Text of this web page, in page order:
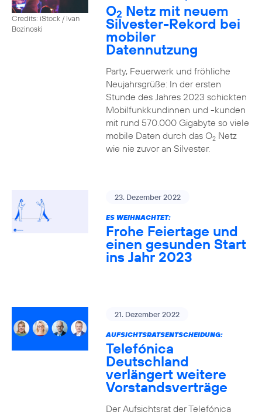
Credits: iStock / Ivan
Bozinoski
O2 Netz mit neuem
Silvester-Rekord bei
mobiler
Datennutzung
Party, Feuerwerk und fröhliche
Neujahrsgrüße: In der ersten
Stunde des Jahres 2023 schickten
Mobilfunkkundinnen und -kunden
mit rund 570.000 Gigabyte so viele
mobile Daten durch das O2Netz
wie nie zuvor an Silvester.
23. Dezember 2022
ES WEIHNACHTET:
Frohe Feiertage und
einen gesunden Start
ins Jahr 2023
21. Dezember 2022
AUFSICHTSRATSENTSCHEIDUNG:
Telefónica
Deutschland
verlängert weitere
Vorstandsverträge
Der Aufsichtsrat der Telefónica